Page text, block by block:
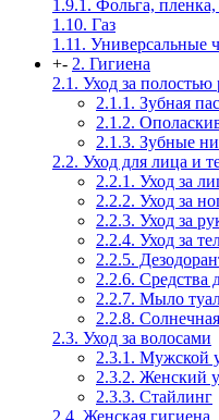
1.9.1. Фольга,
1.10. Газ
1.11. Универсальные
+- 2. Гигиена
2.1. Уход за полостью
2.1.1. Зубная
2.1.2.
2.1.3. Зубные
2.2. Уход для лица и
2.2.1. Уход за
2.2.2. Уход за
2.2.3. Уход за
2.2.4. Уход за
2.2.5.
2.2.6. Средства
2.2.7. Мыло
2.2.8.
2.3. Уход за волосами
2.3.1. Мужской
2.3.2. Женский
2.3.3. Стайлинг
2.4. Женская гигиена